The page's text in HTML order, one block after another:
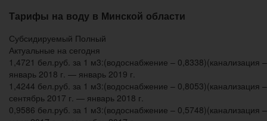
Тарифы на воду в Минской области
Субсидируемый Полный
Актуальные на сегодня
1,4721 бел.руб. за 1 м3:(водоснабжение – 0,8338)(канализация
январь 2018 г. — январь 2019 г.
1,4244 бел.руб. за 1 м3:(водоснабжение – 0,8053)(канализация
сентябрь 2017 г. — январь 2018 г.
0,9586 бел.руб. за 1 м3:(водоснабжение – 0,5748)(канализация